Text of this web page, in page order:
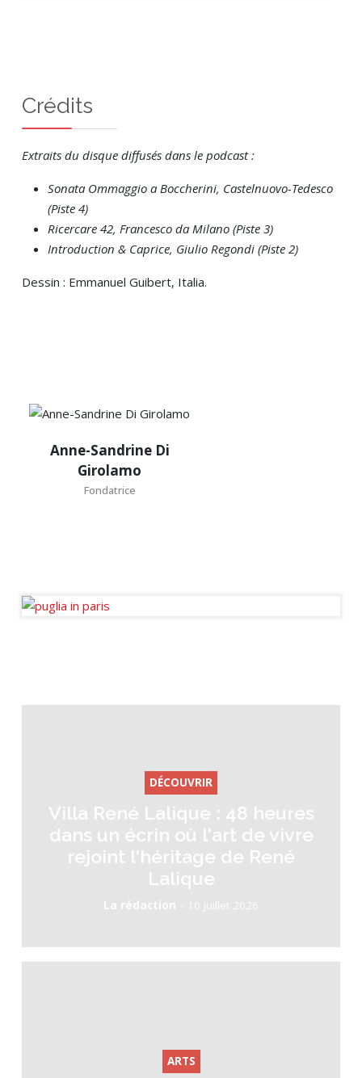
Crédits
Extraits du disque diffusés dans le podcast :
Sonata Ommaggio a Boccherini, Castelnuovo-Tedesco
(Piste 4)
Ricercare 42, Francesco da Milano (Piste 3)
Introduction & Caprice, Giulio Regondi (Piste 2)
Dessin : Emmanuel Guibert, Italia.
Anne-Sandrine Di
Girolamo
Fondatrice
Sandrine
Di
DÉCOUVRIR
Villa René Lalique : 48 heures
dans un écrin où l'art de vivre
rejoint l'héritage de René
Lalique
La rédaction - 10 juillet 2026
ARTS